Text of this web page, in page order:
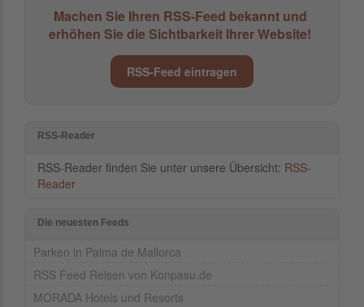
Machen Sie Ihren RSS-Feed bekannt und
erhöhen Sie die Sichtbarkeit Ihrer Website!
RSS-Feed eintragen
RSS-Reader
RSS-Reader finden Sie unter unsere Übersicht: RSS-
Reader
Die neuesten Feeds
Parken in Palma de Mallorca
RSS Feed Reisen von Konpasu.de
MORADA Hotels und Resorts